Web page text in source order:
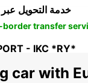
- IKC *RY*
خدمة التحويل عبر
transfer
car with